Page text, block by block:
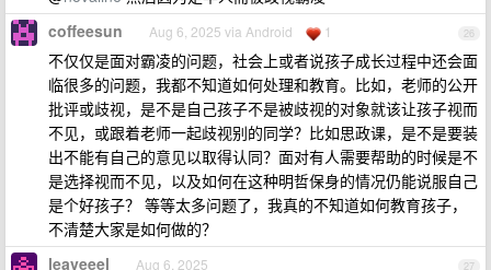
26
coffeesun Aug 6, 2025 via Android 1
不仅仅是面对霸凌的问题，社会上或者说孩子成长过程中还会面
临很多的问题，我都不知道如何处理和教育。比如，老师的公开
批评或歧视，是不是自己孩子不是被歧视的对象就该让孩子视而
不见，或跟着老师一起歧视别的同学？比如思政课，是不是要装
出不能有自己的意见以取得认同？面对有人需要帮助的时候是不
是选择视而不见，以及如何在这种明哲保身的情况仍能说服自己
是个好孩子？ 等等太多问题了，我真的不知道如何教育孩子，
不清楚大家是如何做的？
27
leaveeel Aug 6, 2025